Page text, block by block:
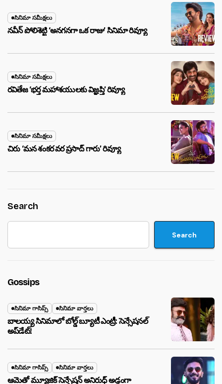
సినిమా సమీక్షలు
నవీన్ పోలిశెట్టి ‘అనగనగా ఒక రాజు’ సినిమా రివ్యూ
సినిమా సమీక్షలు
రవితేజ ‘భర్త మహాశయులకు విజ్ఞప్తి’ రివ్యూ
సినిమా సమీక్షలు
చిరు ‘మ‌న శంక‌ర వ‌ర ప్ర‌సాద్ గారు’ రివ్యూ
Search
Search
Gossips
సినిమా గాసిప్స్ సినిమా వార్తలు
బాలయ్య సినిమాలో బోల్డ్ బ్యూటీ ఎంట్రీ: సెన్సేషనల్
అప్‌డేట్!
సినిమా గాసిప్స్ సినిమా వార్తలు
ఆమెతో మ్యూజిక్ సెన్సేషన్ అనిరుధ్ అడ్డంగా